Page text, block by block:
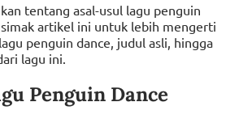
tentang asal-usul lagu penguin
artikel ini untuk lebih mengerti
penguin dance, judul asli, hingga
lagu ini.
Penguin Dance